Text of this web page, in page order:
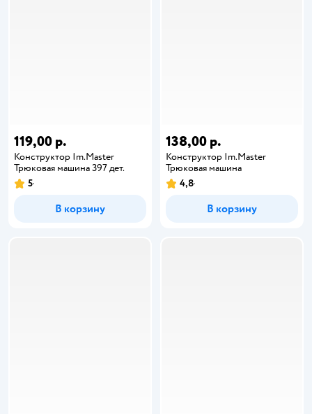
119,00 р.
Конструктор Im.Master
Трюковая машина 397 дет.
5
В корзину
138,00 р.
Конструктор Im.Master
Трюковая машина
4,8
В корзину